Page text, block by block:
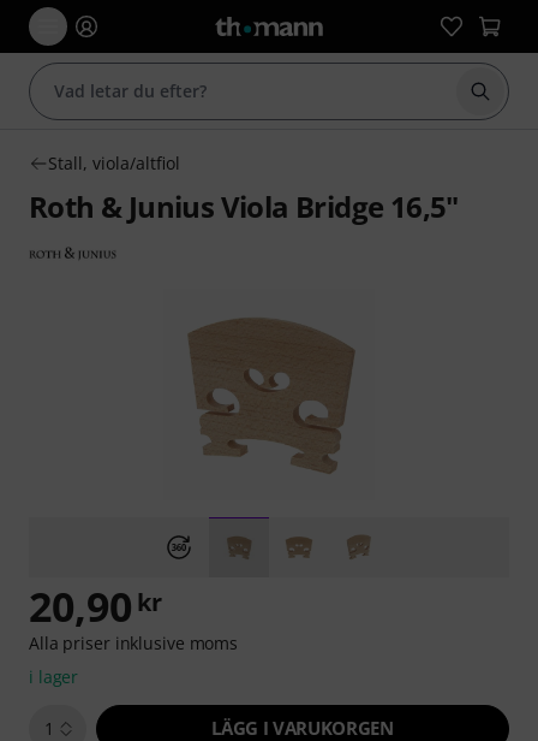
Börja
Stall, viola/altfiol
Roth & Junius Viola Bridge 16,5"
20,90 kr
Alla priser inklusive moms
i lager
1 LÄGG I VARUKORGEN